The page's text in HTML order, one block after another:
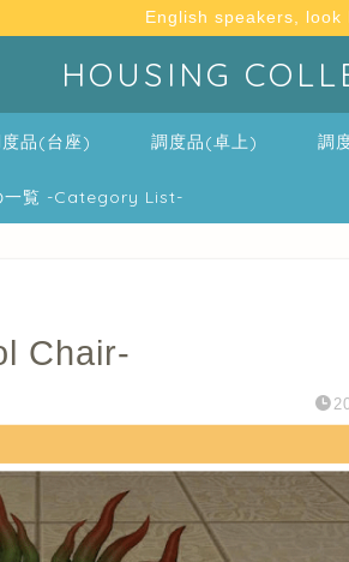
English speakers, look
HOUSING
品(台座) 調度品(卓上) 調
一覧 -Category List-
Chair-